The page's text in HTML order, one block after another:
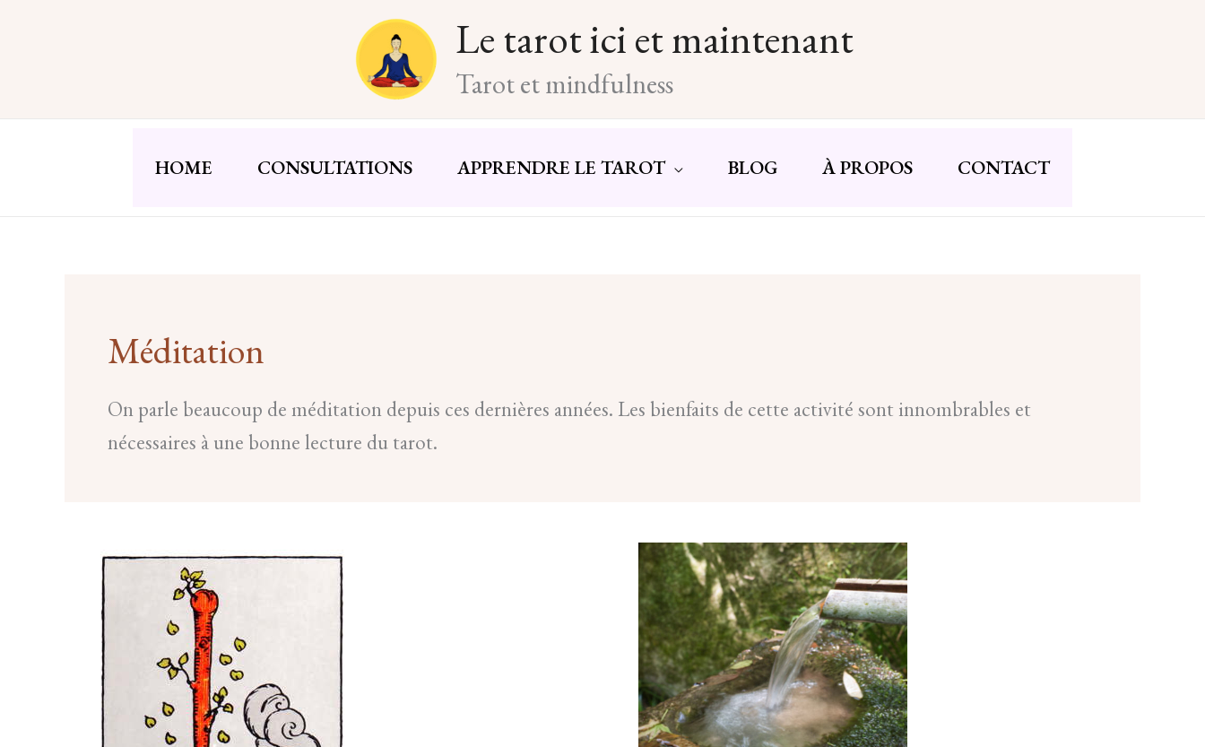
Le tarot ici et maintenant
Tarot et mindfulness
HOME CONSULTATIONS APPRENDRE LE TAROT BLOG À PROPOS CONTACT
Méditation
On parle beaucoup de méditation depuis ces dernières années. Les bienfaits de cette activité sont innombrables et
nécessaires à une bonne lecture du tarot.
POUR
LES
INTÉRÊTS
DE
LA
MÉDITATION